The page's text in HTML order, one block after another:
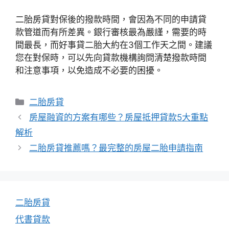
二胎房貸對保後的撥款時間，會因為不同的申請貸
款管道而有所差異。銀行審核最為嚴謹，需要的時
間最長，而好事貸二胎大約在3個工作天之間。建議
您在對保時，可以先向貸款機構詢問清楚撥款時間
和注意事項，以免造成不必要的困擾。
分
類
二胎房貸
房屋融資的方案有哪些？房屋抵押貸款5大重點
解析
二胎房貸推薦嗎？最完整的房屋二胎申請指南
二胎房貸
代書貸款